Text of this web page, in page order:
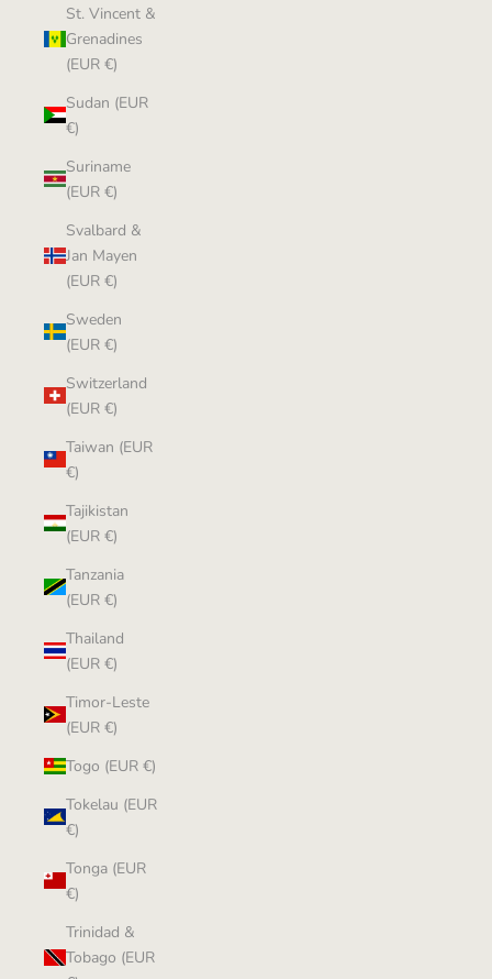
St. Vincent &
Grenadines
(EUR €)
Sudan (EUR
€)
Suriname
(EUR €)
Svalbard &
Jan Mayen
(EUR €)
Sweden
(EUR €)
Switzerland
(EUR €)
Taiwan (EUR
€)
Tajikistan
(EUR €)
Tanzania
(EUR €)
Thailand
(EUR €)
Timor-Leste
(EUR €)
Togo (EUR €)
Tokelau (EUR
€)
Tonga (EUR
€)
Trinidad &
Tobago (EUR